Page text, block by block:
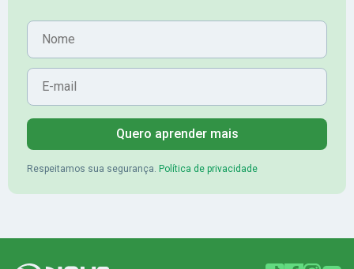
Nome
E-mail
Quero aprender mais
Respeitamos sua segurança. Política de privacidade